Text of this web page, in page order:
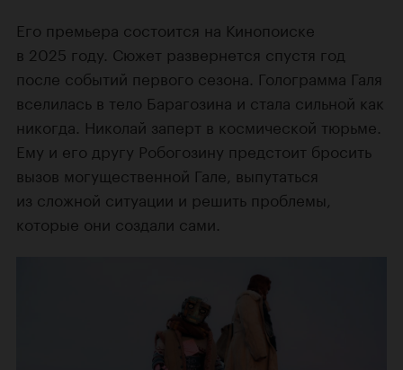
Его премьера состоится на Кинопоиске
в 2025 году. Сюжет развернется спустя год
после событий первого сезона. Голограмма Галя
вселилась в тело Барагозина и стала сильной как
никогда. Николай заперт в космической тюрьме.
Ему и его другу Робогозину предстоит бросить
вызов могущественной Гале, выпутаться
из сложной ситуации и решить проблемы,
которые они создали сами.